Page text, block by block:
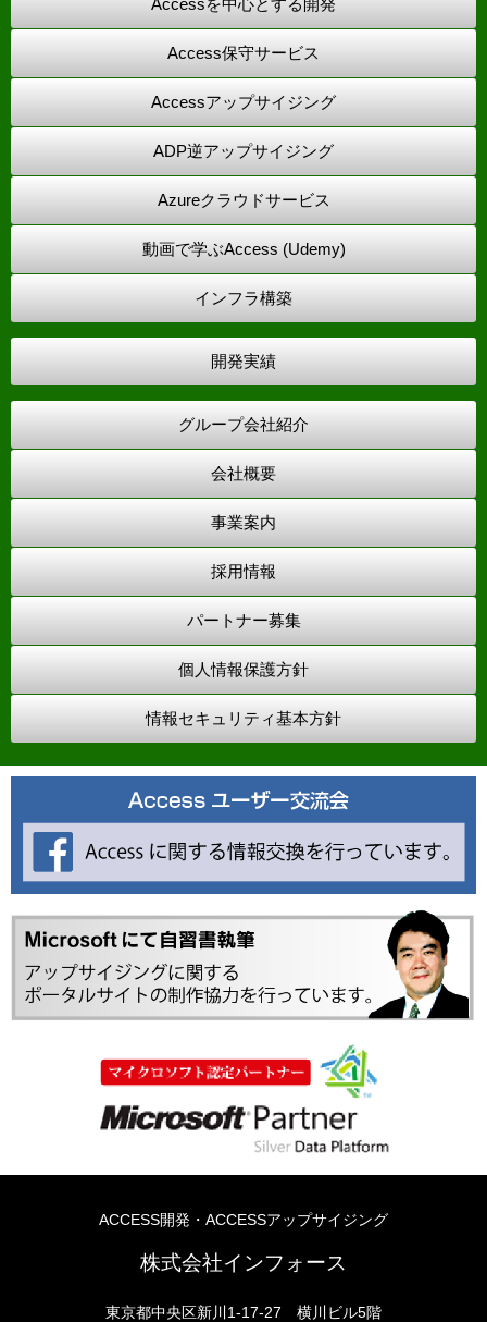
Access保守サービス
Accessアップサイジング
ADP逆アップサイジング
Azureクラウドサービス
動画で学ぶAccess (Udemy)
インフラ構築
開発実績
グループ会社紹介
会社概要
事業案内
採用情報
パートナー募集
個人情報保護方針
情報セキュリティ基本方針
ACCESS開発・ACCESSアップサイジング
株式会社インフォース
東京都中央区新川1-17-27 横川ビル5階